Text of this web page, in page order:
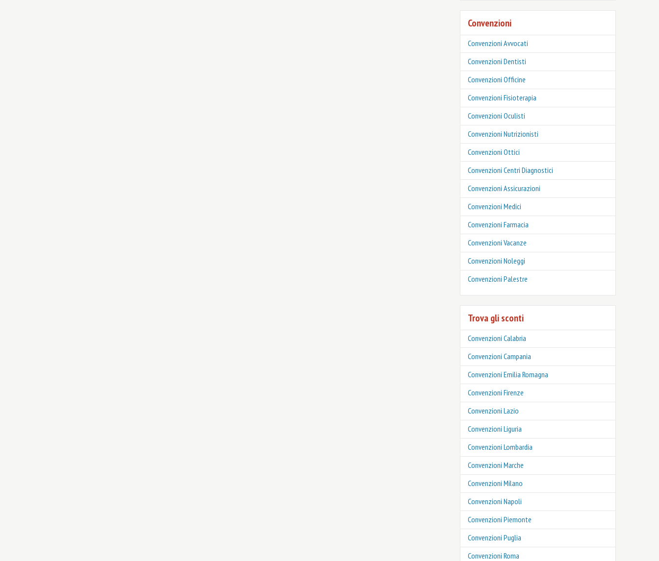
Convenzioni
Convenzioni Avvocati
Convenzioni Dentisti
Convenzioni Officine
Convenzioni Fisioterapia
Convenzioni Oculisti
Convenzioni Nutrizionisti
Convenzioni Ottici
Convenzioni Centri Diagnostici
Convenzioni Assicurazioni
Convenzioni Medici
Convenzioni Farmacia
Convenzioni Vacanze
Convenzioni Noleggi
Convenzioni Palestre
Trova gli sconti
Convenzioni Calabria
Convenzioni Campania
Convenzioni Emilia Romagna
Convenzioni Firenze
Convenzioni Lazio
Convenzioni Liguria
Convenzioni Lombardia
Convenzioni Marche
Convenzioni Milano
Convenzioni Napoli
Convenzioni Piemonte
Convenzioni Puglia
Convenzioni Roma